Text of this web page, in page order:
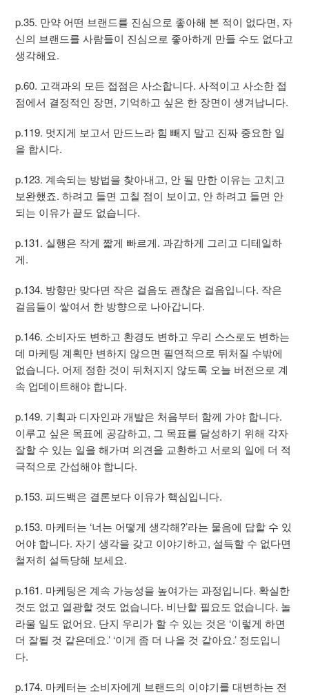
p.35. 만약 어떤 브랜드를 진심으로 좋아해 본 적이 없다면, 자
신의 브랜드를 사람들이 진심으로 좋아하게 만들 수도 없다고
생각해요.
p.60. 고객과의 모든 접점은 사소합니다. 사적이고 사소한 접
점에서 결정적인 장면, 기억하고 싶은 한 장면이 생겨납니다.
p.119. 멋지게 보고서 만드느라 힘 빼지 말고 진짜 중요한 일
을 합시다.
p.123. 계속되는 방법을 찾아내고, 안 될 만한 이유는 고치고
보완했죠. 하려고 들면 고칠 점이 보이고, 안 하려고 들면 안
되는 이유가 끝도 없습니다.
p.131. 실행은 작게 짧게 빠르게. 과감하게 그리고 디테일하
게.
p.134. 방향만 맞다면 작은 걸음도 괜찮은 걸음입니다. 작은
걸음들이 쌓여서 한 방향으로 나아갑니다.
p.146. 소비자도 변하고 환경도 변하고 우리 스스로도 변하는
데 마케팅 계획만 변하지 않으면 필연적으로 뒤처질 수밖에
없습니다. 어제 정한 것이 뒤처지지 않도록 오늘 버전으로 계
속 업데이트해야 합니다.
p.149. 기획과 디자인과 개발은 처음부터 함께 가야 합니다.
이루고 싶은 목표에 공감하고, 그 목표를 달성하기 위해 각자
잘할 수 있는 일을 해가며 의견을 교환하고 서로의 일에 더 적
극적으로 간섭해야 합니다.
p.153. 피드백은 결론보다 이유가 핵심입니다.
p.153. 마케터는 ‘너는 어떻게 생각해?’라는 물음에 답할 수 있
어야 합니다. 자기 생각을 갖고 이야기하고, 설득할 수 없다면
철저히 설득당해 보세요.
p.161. 마케팅은 계속 가능성을 높여가는 과정입니다. 확실한
것도 없고 열광할 것도 없습니다. 비난할 필요도 없습니다. 놀
라울 일도 없어요. 단지 우리가 할 수 있는 것은 ‘이렇게 하면
더 잘될 것 같은데요.’ ‘이게 좀 더 나을 것 같아요.’ 정도입니
다.
p.174. 마케터는 소비자에게 브랜드의 이야기를 대변하는 전